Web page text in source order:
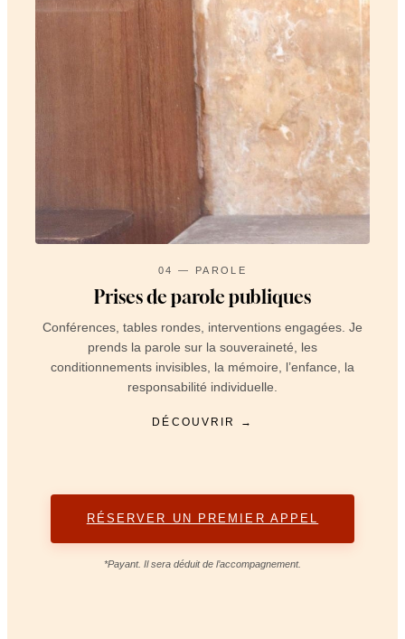
04 — PAROLE
Prises de parole publiques
Conférences, tables rondes, interventions engagées. Je
prends la parole sur la souveraineté, les
conditionnements invisibles, la mémoire, l’enfance, la
responsabilité individuelle.
DÉCOUVRIR →
RÉSERVER UN PREMIER APPEL
*Payant. Il sera déduit de l’accompagnement.